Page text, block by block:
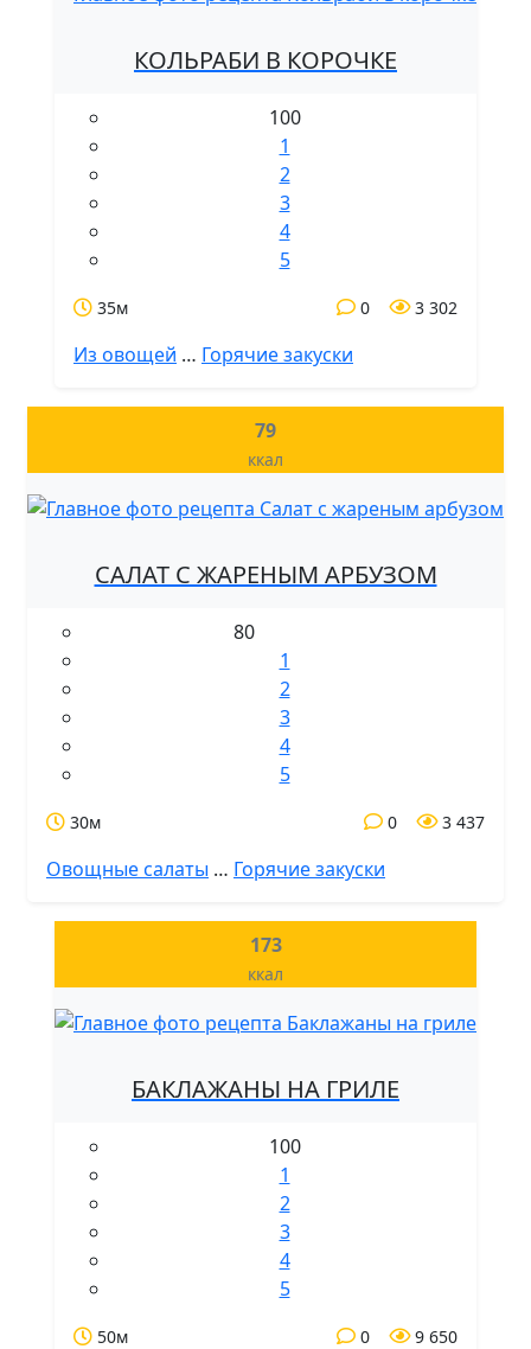
КОЛЬРАБИ В КОРОЧКЕ
100
1
2
3
4
5
35м 3 302
0
Из овощей … Горячие закуски
79
ккал
САЛАТ С ЖАРЕНЫМ АРБУЗОМ
80
1
2
3
4
5
30м 3 437
0
Овощные салаты … Горячие закуски
173
ккал
БАКЛАЖАНЫ НА ГРИЛЕ
100
1
2
3
4
5
50м 9 650
0